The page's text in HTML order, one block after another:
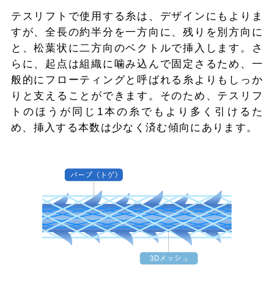
テスリフトで使用する糸は、デザインにもよりま
すが、全長の約半分を一方向に、残りを別方向に
と、松葉状に二方向のベクトルで挿入します。さ
らに、起点は組織に噛み込んで固定さるため、一
般的にフローティングと呼ばれる糸よりもしっか
りと支えることができます。そのため、テスリフ
トのほうが同じ1本の糸でもより多く引けるた
め、挿入する本数は少なく済む傾向にあります。